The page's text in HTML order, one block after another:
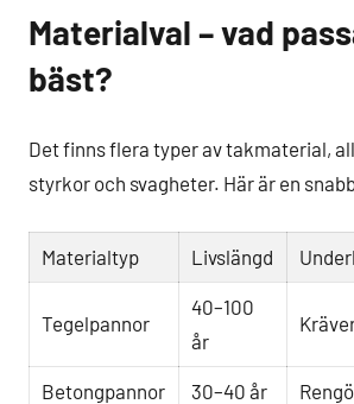
Materialval – vad
bäst?
Det finns flera typer av takmaterial,
styrkor och svagheter. Här är en
Materialtyp Livslängd
Tegelpannor
40–100
år
Betongpannor 30–40 år